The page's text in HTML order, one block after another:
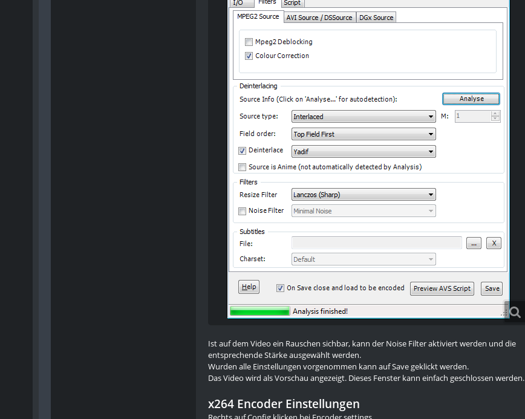
Ist auf dem Video ein Rauschen sichbar, kann der Noise Filter aktiviert werden und die
entsprechende Stärke ausgewählt werden.
Wurden alle Einstellungen vorgenommen kann auf Save geklickt werden.
Das Video wird als Vorschau angezeigt. Dieses Fenster kann einfach geschlossen werden.
x264 Encoder Einstellungen